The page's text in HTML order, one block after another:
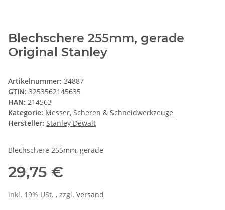
Blechschere 255mm, gerade
Original Stanley
Artikelnummer: 34887
GTIN: 3253562145635
HAN: 214563
Kategorie: Messer, Scheren & Schneidwerkzeuge
Hersteller: Stanley Dewalt
Blechschere 255mm, gerade
29,75 €
inkl. 19% USt. , zzgl. Versand